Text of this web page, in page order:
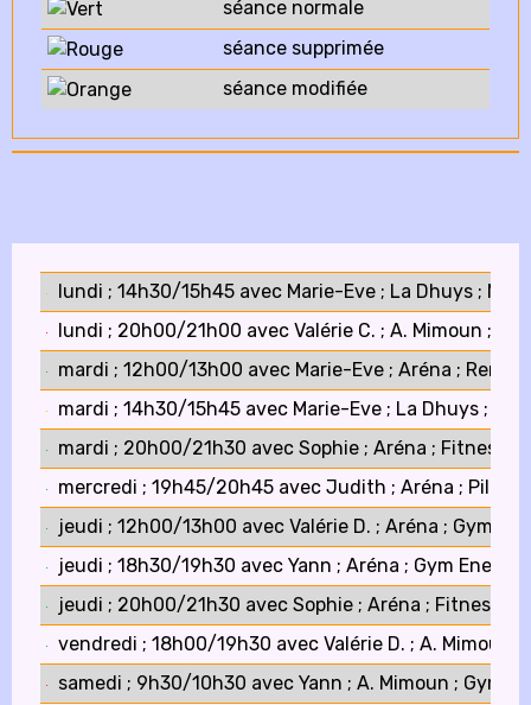
séance normale
séance supprimée
séance modifiée
lundi ; 14h30/15h45 avec Marie-Eve ; La Dhuys ;
lundi ; 20h00/21h00 avec Valérie C. ; A. Mimoun ;
mardi ; 12h00/13h00 avec Marie-Eve ; Aréna ;
mardi ; 14h30/15h45 avec Marie-Eve ; La Dhuys ;
mardi ; 20h00/21h30 avec Sophie ; Aréna ; Fitness
mercredi ; 19h45/20h45 avec Judith ; Aréna ;
jeudi ; 12h00/13h00 avec Valérie D. ; Aréna ; Gym
jeudi ; 18h30/19h30 avec Yann ; Aréna ; Gym Energy
jeudi ; 20h00/21h30 avec Sophie ; Aréna ; Fitness
vendredi ; 18h00/19h30 avec Valérie D. ; A.
samedi ; 9h30/10h30 avec Yann ; A. Mimoun ; Gym